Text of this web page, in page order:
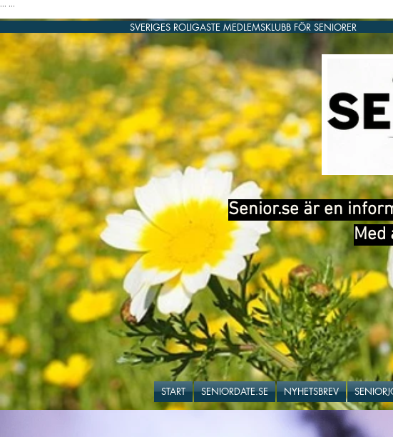
SVERIGES ROLIGASTE MEDLEMSKLUBB FÖR SENIORER
Senior.se är en
Med
START SENIORDATE.SE NYHETSBREV